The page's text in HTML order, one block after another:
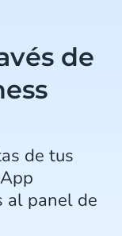
de
de tus
al panel de